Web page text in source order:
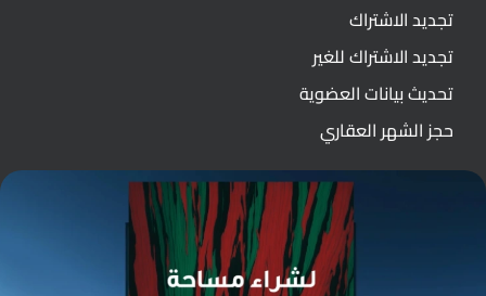
تجديد الاشتراك
تجديد الاشتراك للغير
تحديث بيانات العضوية
حجز الشهر العقاري